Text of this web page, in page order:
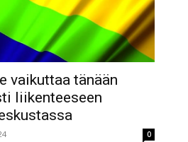
vaikuttaa tänään
liikenteeseen
0